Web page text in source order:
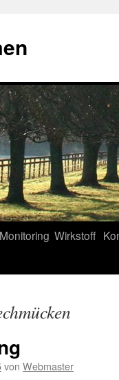
Monitoring Wirkstoff
von Webmaster